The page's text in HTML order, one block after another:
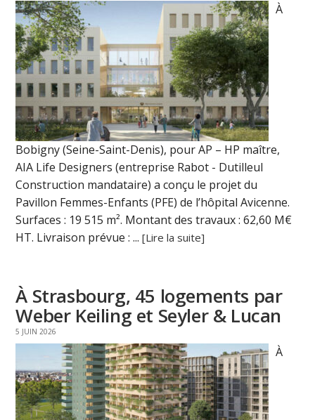
À
Bobigny (Seine-Saint-Denis), pour AP – HP maître,
AIA Life Designers (entreprise Rabot - Dutilleul
Construction mandataire) a conçu le projet du
Pavillon Femmes-Enfants (PFE) de l’hôpital Avicenne.
Surfaces : 19 515 m². Montant des travaux : 62,60 M€
HT. Livraison prévue : ...[Lire la suite]
À Strasbourg, 45 logements par
Weber Keiling et Seyler & Lucan
5 JUIN 2026
À